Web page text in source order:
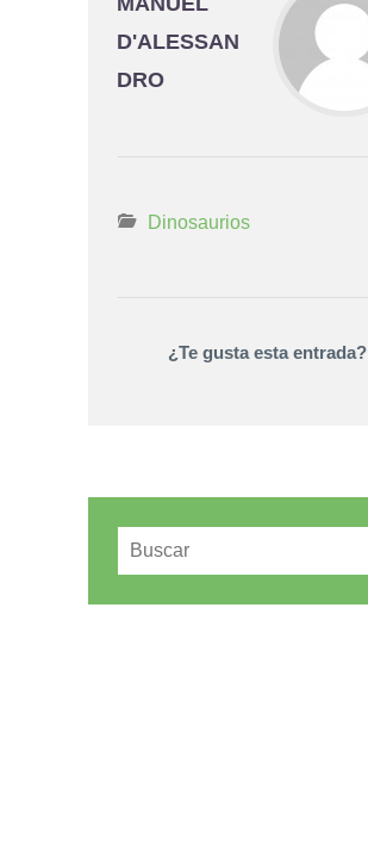
D'ALESSAN
DRO
Dinosaurios
¿Te gusta esta entrada?